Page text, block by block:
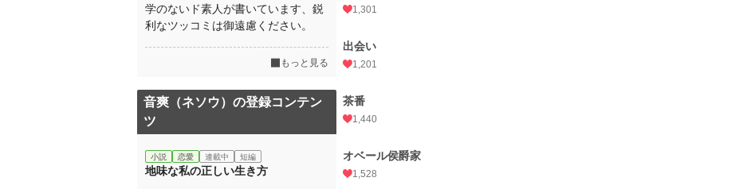
1,301
出会い
1,201
茶番
1,440
オベール侯爵家
1,528
学のないド素人が書いています、鋭
利なツッコミは御遠慮ください。
もっと見る
音爽（ネソウ）の登録コンテン
ツ
小説 恋愛 連載中 短編
地味な私の正しい生き方